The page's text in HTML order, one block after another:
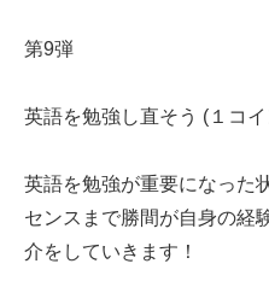
第9弾
英語を勉強し直そう (１コ
英語を勉強が重要になった
センスまで勝間が自身の経
介をしていきます！